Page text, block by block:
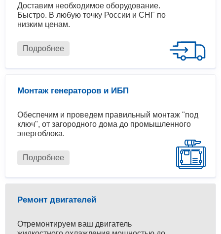
Доставим необходимое оборудование.
Быстро. В любую точку России и СНГ по
низким ценам.
Подробнее
Монтаж генераторов и ИБП
Обеспечим и проведем правильный монтаж "под
ключ", от загородного дома до промышленного
энергоблока.
Подробнее
Ремонт двигателей
Отремонтируем ваш двигатель